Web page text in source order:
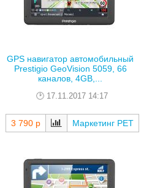
GPS навигатор автомобильный
Prestigio GeoVision 5059, 66
каналов, 4GB,...
17.11.2017 14:17
3 790 р Маркетинг РЕТ